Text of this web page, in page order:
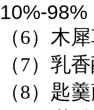
10%-98%
（6）木
（7）乳
（8）匙